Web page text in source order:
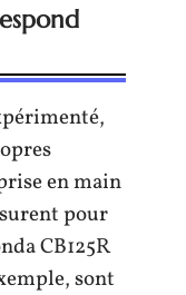
en main
pour
CB125R
sont